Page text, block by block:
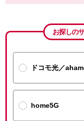
お探しの
ドコモ光／
home5G